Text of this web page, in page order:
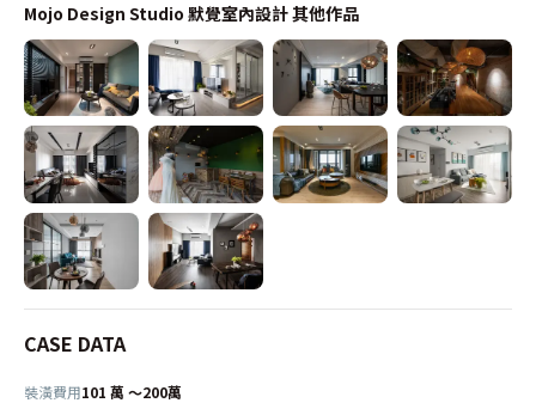
Mojo Design Studio 默覺室內設計其他作品
CASE DATA
裝潢費用101 萬 ～200萬